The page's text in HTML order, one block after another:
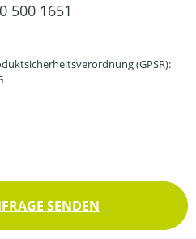
500 1651
(GPSR):
SENDEN